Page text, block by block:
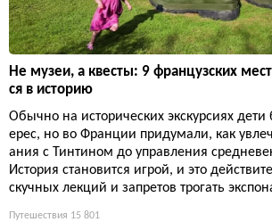
Не музеи, а квесты: 9 французских
ся в историю
Обычно на исторических экскурсиях дети
ерес, но во Франции придумали, как
ания с Тинтином до управления
История становится игрой, и это
скучных лекций и запретов трогать
Путешествия 15 801